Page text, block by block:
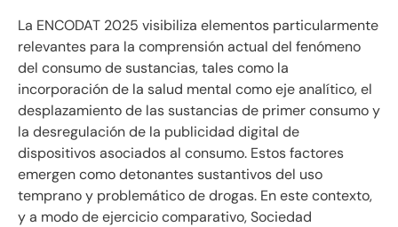
La ENCODAT 2025 visibiliza elementos particularmente
relevantes para la comprensión actual del fenómeno
del consumo de sustancias, tales como la
incorporación de la salud mental como eje analítico, el
desplazamiento de las sustancias de primer consumo y
la desregulación de la publicidad digital de
dispositivos asociados al consumo. Estos factores
emergen como detonantes sustantivos del uso
temprano y problemático de drogas. En este contexto,
y a modo de ejercicio comparativo, Sociedad